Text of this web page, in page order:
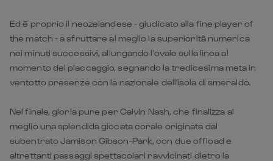
Ed è proprio il neozelandese - giudicato alla fine player of
the match - a sfruttare al meglio la superiorità numerica
nei minuti successivi, allungando l'ovale sulla linea al
momento del placcaggio, segnando la tredicesima meta in
ventotto presenze con la nazionale dell'isola di smeraldo.
Nel finale, gloria pure per Calvin Nash, che finalizza al
meglio una splendida giocata corale originata dal
subentrato Jamison Gibson-Park, con due offload e
altrettanti passaggi spettacolari ravvicinati dietro la